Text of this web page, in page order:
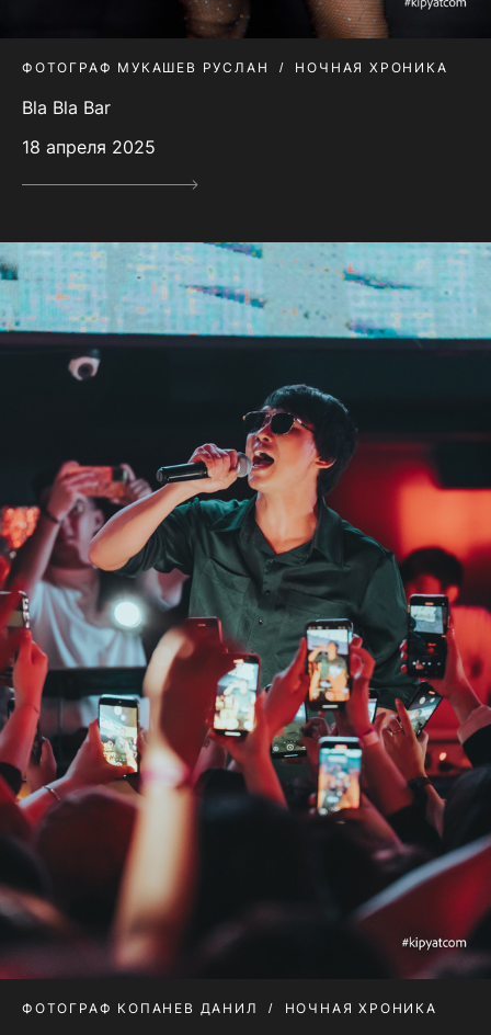
ФОТОГРАФ МУКАШЕВ РУСЛАН НОЧНАЯ ХРОНИКА
Bla Bla Bar
18 апреля 2025
ФОТОГРАФ КОПАНЕВ ДАНИЛ НОЧНАЯ ХРОНИКА